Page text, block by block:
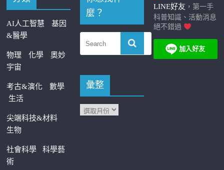
AI人工智慧
基因
&醫學
物理 化學
奧妙
宇宙
考古&演化
數學
生活
尖端科技&材料
生物
社會科學科學藝
術
麼？
彙整
LINE好友 ，第一手
科普知識、活動消息
絕不錯過